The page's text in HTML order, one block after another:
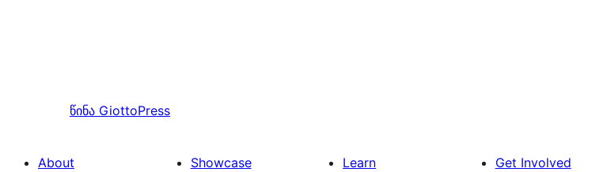
წინა GiottoPress
About Showcase Learn Get Involved